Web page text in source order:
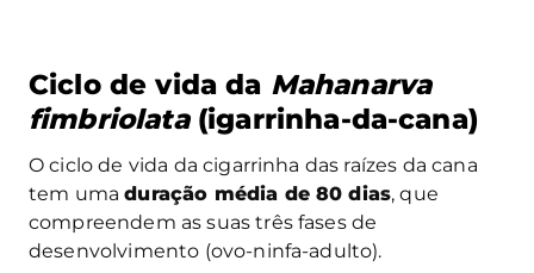
Ciclo de vida da Mahanarva
fimbriolata(igarrinha-da-cana)
O ciclo de vida da cigarrinha das raízes da cana
tem umaduração média de 80 dias, que
compreendem as suas três fases de
desenvolvimento (ovo-ninfa-adulto).